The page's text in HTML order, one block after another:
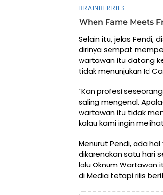
Selain itu, jelas Pendi,
dirinya sempat
wartawan itu datang
tidak menunjukan Id
“Kan profesi
saling mengenal.
wartawan itu tidak
kalau kami ingin
Menurut Pendi, ada
dikarenakan satu hari
lalu Oknum Wartawan
di Media tetapi rilis